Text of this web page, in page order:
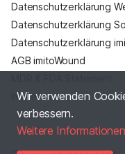
Wir verwenden
verbessern.
Weitere
Datenschutzerklärung
Datenschutzerklärung
Datenschutzerklärung
AGB imitoWound
Impressum